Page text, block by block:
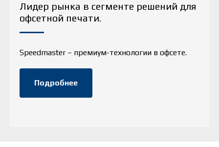
Лидер рынка в сегменте решений для
офсетной печати.
Speedmaster – премиум-технологии в офсете.
Подробнее